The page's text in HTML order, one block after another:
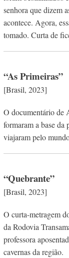
senhora que dizem
acontece. Agora,
tomado. Curta de
“As Primeiras”
[Brasil, 2023]
O documentário de
formaram a base
viajaram pelo
“Quebrante”
[Brasil, 2023]
O curta-metragem
da Rodovia
professora
cavernas da região.